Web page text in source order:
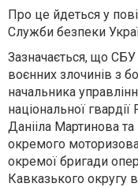
Про це йдеться у
Служби безпеки
Зазначається, що СБУ
воєнних злочинів з
начальника
національної
Данііла Мартинова
окремого
окремої бригади
Кавказького округу